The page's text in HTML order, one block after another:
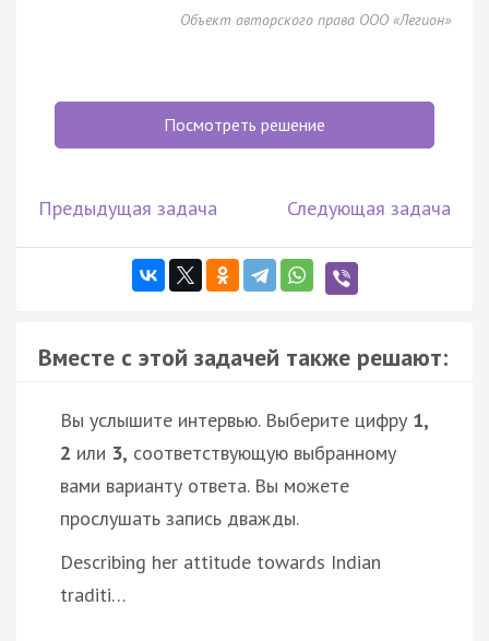
Объект авторского права ООО «Легион»
Посмотреть решение
Предыдущая задача Следующая задача
Вместе с этой задачей также решают:
Вы услышите интервью. Выберите цифру 1,
2 или 3, соответствующую выбранному
вами варианту ответа. Вы можете
прослушать запись дважды.
Describing her attitude towards Indian
traditi…